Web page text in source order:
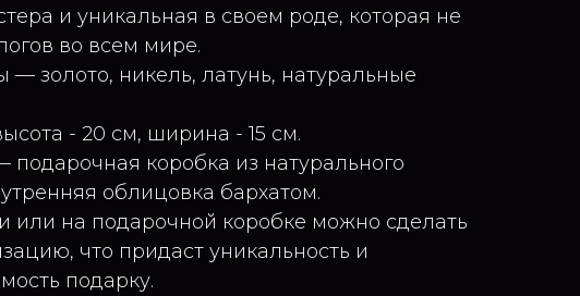
и уникальная в своем роде, которая не
во всем мире.
— золото, никель, латунь, натуральные
- 20 см, ширина - 15 см.
подарочная коробка из натурального
облицовка бархатом.
или на подарочной коробке можно сделать
что придаст уникальность и
подарку.